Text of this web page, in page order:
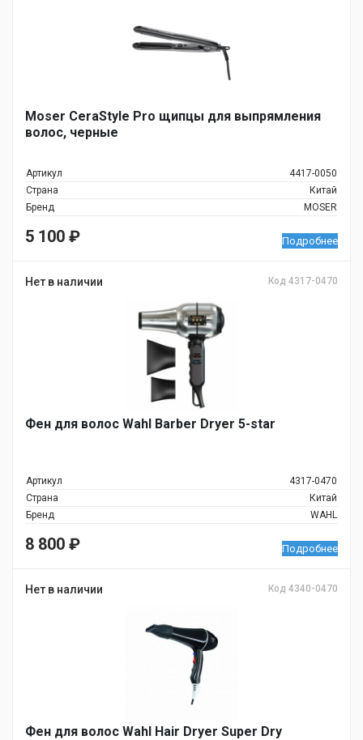
Moser CeraStyle Pro щипцы для выпрямления
волос, черные
Артикул
4417-0050
Страна
Китай
Бренд
MOSER
5 100 ₽ Подробнее
Нет в наличии Код 4317-0470
Фен для волос Wahl Barber Dryer 5-star
Артикул
4317-0470
Страна
Китай
Бренд
WAHL
8 800 ₽ Подробнее
Нет в наличии Код 4340-0470
Фен для волос Wahl Hair Dryer Super Dry